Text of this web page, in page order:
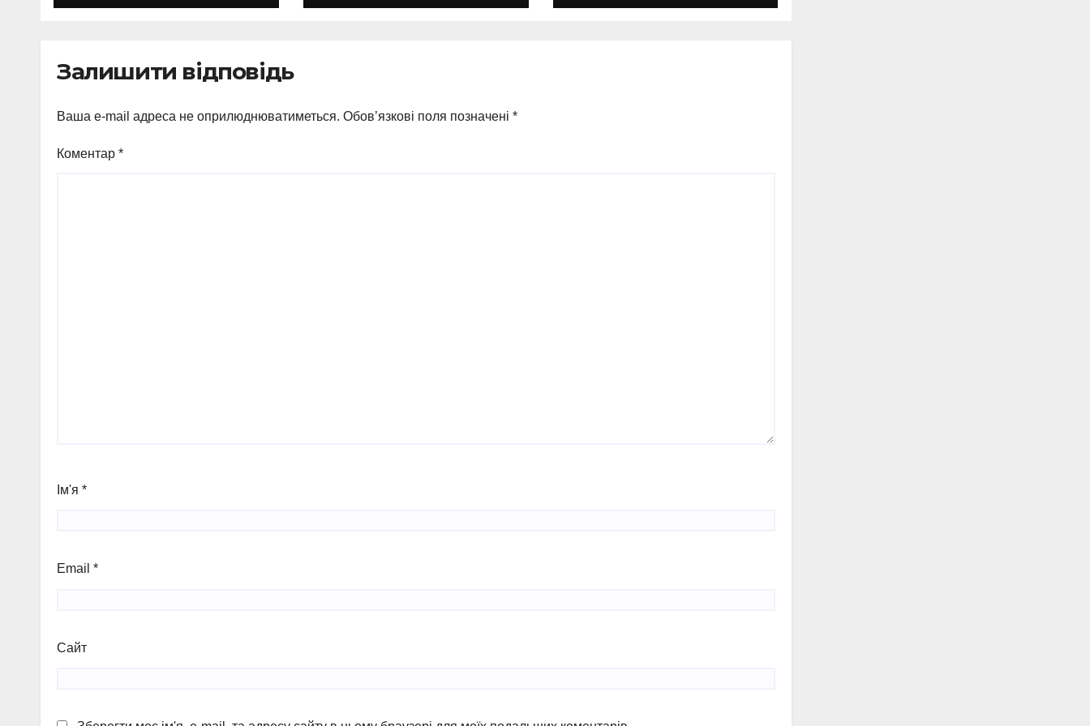
2,8 млн грн
безбар’єрний
нове місто
Залишити відповідь
Ваша e-mail адреса не оприлюднюватиметься. Обов’язкові поля позначені *
Коментар *
Ім'я *
Email *
Сайт